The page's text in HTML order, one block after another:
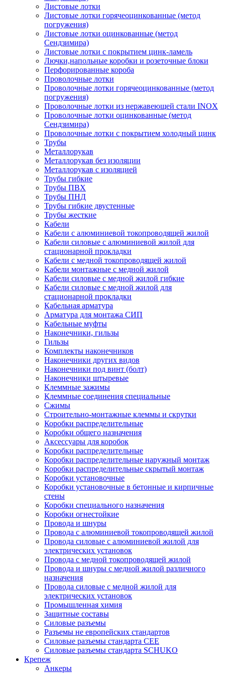
Листовые лотки
Листовые лотки горячеоцинкованные (метод
погружения)
Листовые лотки оцинкованные (метод
Сендзимира)
Листовые лотки с покрытием цинк-ламель
Лючки,напольные коробки и розеточные блоки
Перфорированные короба
Проволочные лотки
Проволочные лотки горячеоцинкованные (метод
погружения)
Проволочные лотки из нержавеющей стали INOX
Проволочные лотки оцинкованные (метод
Сендзимира)
Проволочные лотки с покрытием холодный цинк
Трубы
Металлорукав
Металлорукав без изоляции
Металлорукав с изоляцией
Трубы гибкие
Трубы ПВХ
Трубы ПНД
Трубы гибкие двустенные
Трубы жесткие
Кабели
Кабели с алюминиевой токопроводящей жилой
Кабели силовые с алюминиевой жилой для
стационарной прокладки
Кабели с медной токопроводящей жилой
Кабели монтажные с медной жилой
Кабели силовые с медной жилой гибкие
Кабели силовые с медной жилой для
стационарной прокладки
Кабельная арматура
Арматура для монтажа СИП
Кабельные муфты
Наконечники, гильзы
Гильзы
Комплекты наконечников
Наконечники других видов
Наконечники под винт (болт)
Наконечники штыревые
Клеммные зажимы
Клеммные соединения специальные
Сжимы
Строительно-монтажные клеммы и скрутки
Коробки распределительные
Коробки общего назначения
Аксессуары для коробок
Коробки распределительные
Коробки распределительные наружный монтаж
Коробки распределительные скрытый монтаж
Коробки установочные
Коробки установочные в бетонные и кирпичные
стены
Коробки специального назначения
Коробки огнестойкие
Провода и шнуры
Провода с алюминиевой токопроводящей жилой
Провода силовые с алюминиевой жилой для
электрических установок
Провода с медной токопроводящей жилой
Провода и шнуры с медной жилой различного
назначения
Провода силовые с медной жилой для
электрических установок
Промышленная химия
Защитные составы
Силовые разъемы
Разъемы не европейских стандартов
Силовые разъемы стандарта CEE
Силовые разъемы стандарта SCHUKO
Крепеж
Анкеры